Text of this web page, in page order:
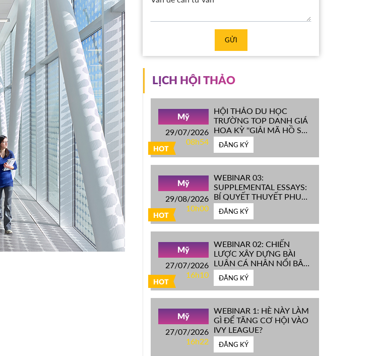
GỬI
LỊCH HỘI THẢO
HOT
Mỹ
29/07/2026
08h54
HỘI THẢO DU HỌC
TRƯỜNG TOP DANH GIÁ
HOA KỲ ''GIẢI MÃ HỒ SƠ
IVY LEAGUE''
ĐĂNG KÝ
HOT
Mỹ
29/08/2026
10h00
WEBINAR 03:
SUPPLEMENTAL ESSAYS:
BÍ QUYẾT THUYẾT PHỤC
HỘI ĐỒNG TUYỂN SINH
ĐH TOP ĐẦU MỸ
ĐĂNG KÝ
HOT
Mỹ
27/07/2026
16h10
WEBINAR 02: CHIẾN
LƯỢC XÂY DỰNG BÀI
LUẬN CÁ NHÂN NỔI BẬT
CHINH PHỤC ĐH TOP
ĐẦU MỸ
ĐĂNG KÝ
Mỹ
27/07/2026
16h22
WEBINAR 1: HÈ NÀY LÀM
GÌ ĐỂ TĂNG CƠ HỘI VÀO
IVY LEAGUE?
ĐĂNG KÝ